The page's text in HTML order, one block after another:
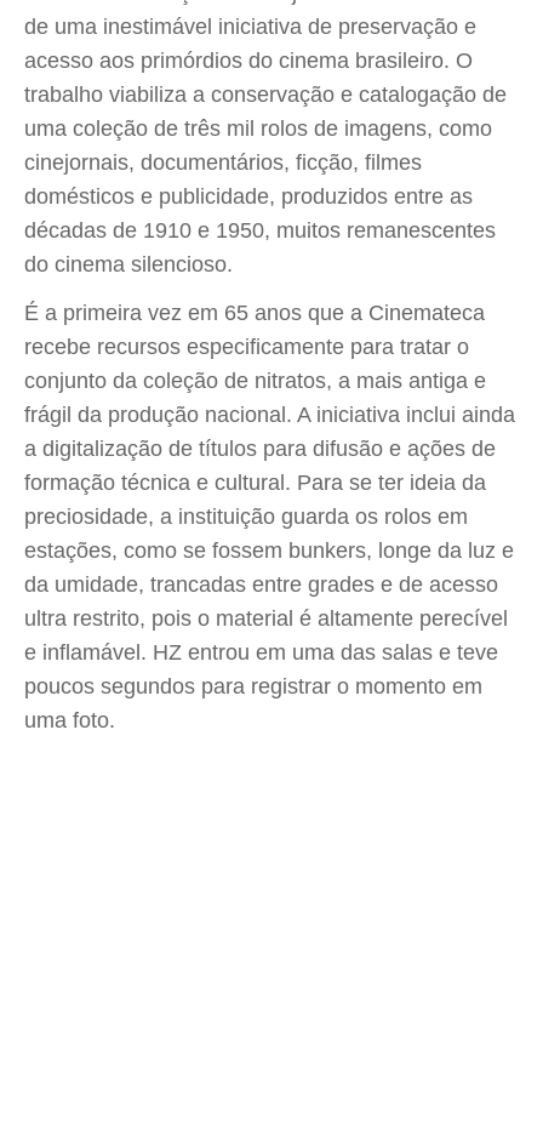
de uma inestimável iniciativa de preservação e
acesso aos primórdios do cinema brasileiro. O
trabalho viabiliza a conservação e catalogação de
uma coleção de três mil rolos de imagens, como
cinejornais, documentários, ficção, filmes
domésticos e publicidade, produzidos entre as
décadas de 1910 e 1950, muitos remanescentes
do cinema silencioso.
É a primeira vez em 65 anos que a Cinemateca
recebe recursos especificamente para tratar o
conjunto da coleção de nitratos, a mais antiga e
frágil da produção nacional. A iniciativa inclui ainda
a digitalização de títulos para difusão e ações de
formação técnica e cultural. Para se ter ideia da
preciosidade, a instituição guarda os rolos em
estações, como se fossem bunkers, longe da luz e
da umidade, trancadas entre grades e de acesso
ultra restrito, pois o material é altamente perecível
e inflamável. HZ entrou em uma das salas e teve
poucos segundos para registrar o momento em
uma foto.